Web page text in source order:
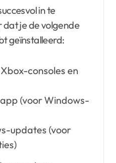
in te
dat je de volgende
geïnstalleerd:
consoles en
(voor Windows-
updates (voor